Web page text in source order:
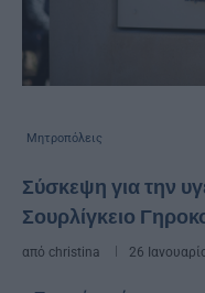
Μητροπόλεις
Σύσκεψη για την
Σουρλίγκειο
από christina 26